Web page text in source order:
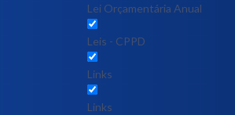
Lei Orçamentária Anual
Leis - CPPD
Links
Links